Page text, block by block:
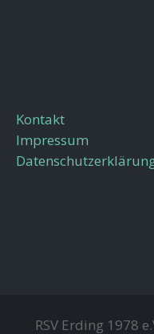
Kontakt
Impressum
RSV Erding 1978